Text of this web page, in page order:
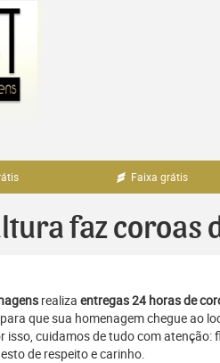
Faixa grátis
faz coroas
realiza entregas 24 horas de
que sua homenagem chegue ao
isso, cuidamos de tudo com
de respeito e carinho.